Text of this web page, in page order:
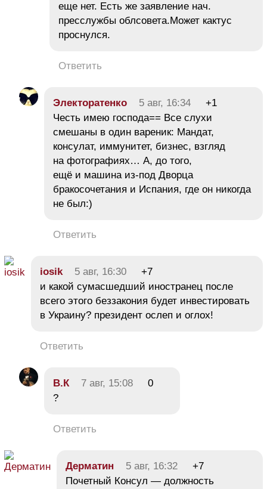
еще нет. Есть же заявление нач.
пресслужбы облсовета.Может кактус
проснулся.
Ответить
Электоратенко 5 авг, 16:34
+1
Честь имею господа== Все слухи
смешаны в один вареник: Мандат,
консулат, иммунитет, бизнес, взгляд
на фотографиях… А, до того,
ещё и машина из-под Дворца
бракосочетания и Испания, где он никогда
не был:)
Ответить
iosik 5 авг, 16:30
+7
и какой сумасшедший иностранец после
всего этого беззакония будет инвестировать
в Украину? президент ослеп и оглох!
Ответить
В.К 7 авг, 15:08
0
?
Ответить
Дерматин 5 авг, 16:32
+7
Почетный Консул — должность